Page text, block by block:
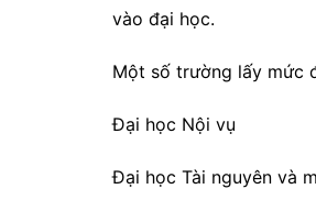
vào đại học.
Một số trường lấy mức
Đại học Nội vụ
Đại học Tài nguyên và